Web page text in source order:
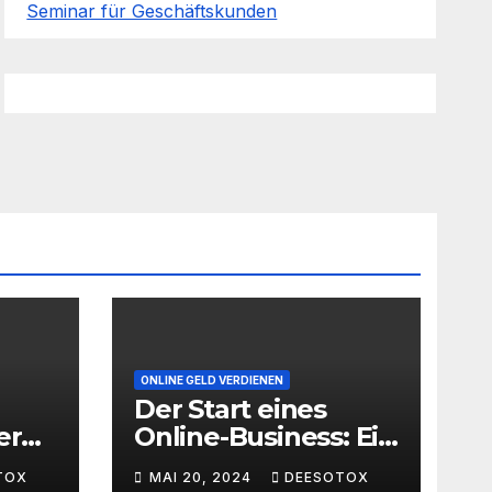
Seminar für Geschäftskunden
ONLINE GELD VERDIENEN
Der Start eines
Online-Business: Ein
MAI 20, 2024 DEESOTOX